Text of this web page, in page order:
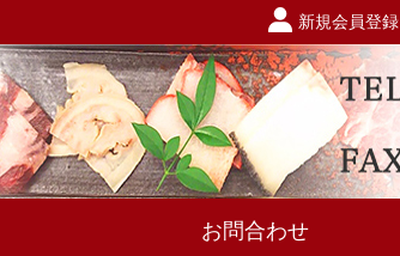
新規会員登録
お問合わせ